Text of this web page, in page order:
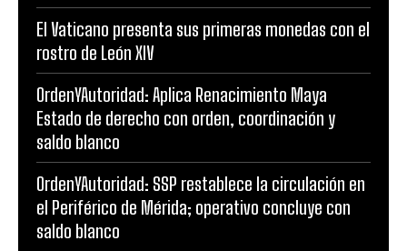
El Vaticano presenta sus primeras monedas con el
rostro de León XIV
OrdenYAutoridad: Aplica Renacimiento Maya
Estado de derecho con orden, coordinación y
saldo blanco
OrdenYAutoridad: SSP restablece la circulación en
el Periférico de Mérida; operativo concluye con
saldo blanco